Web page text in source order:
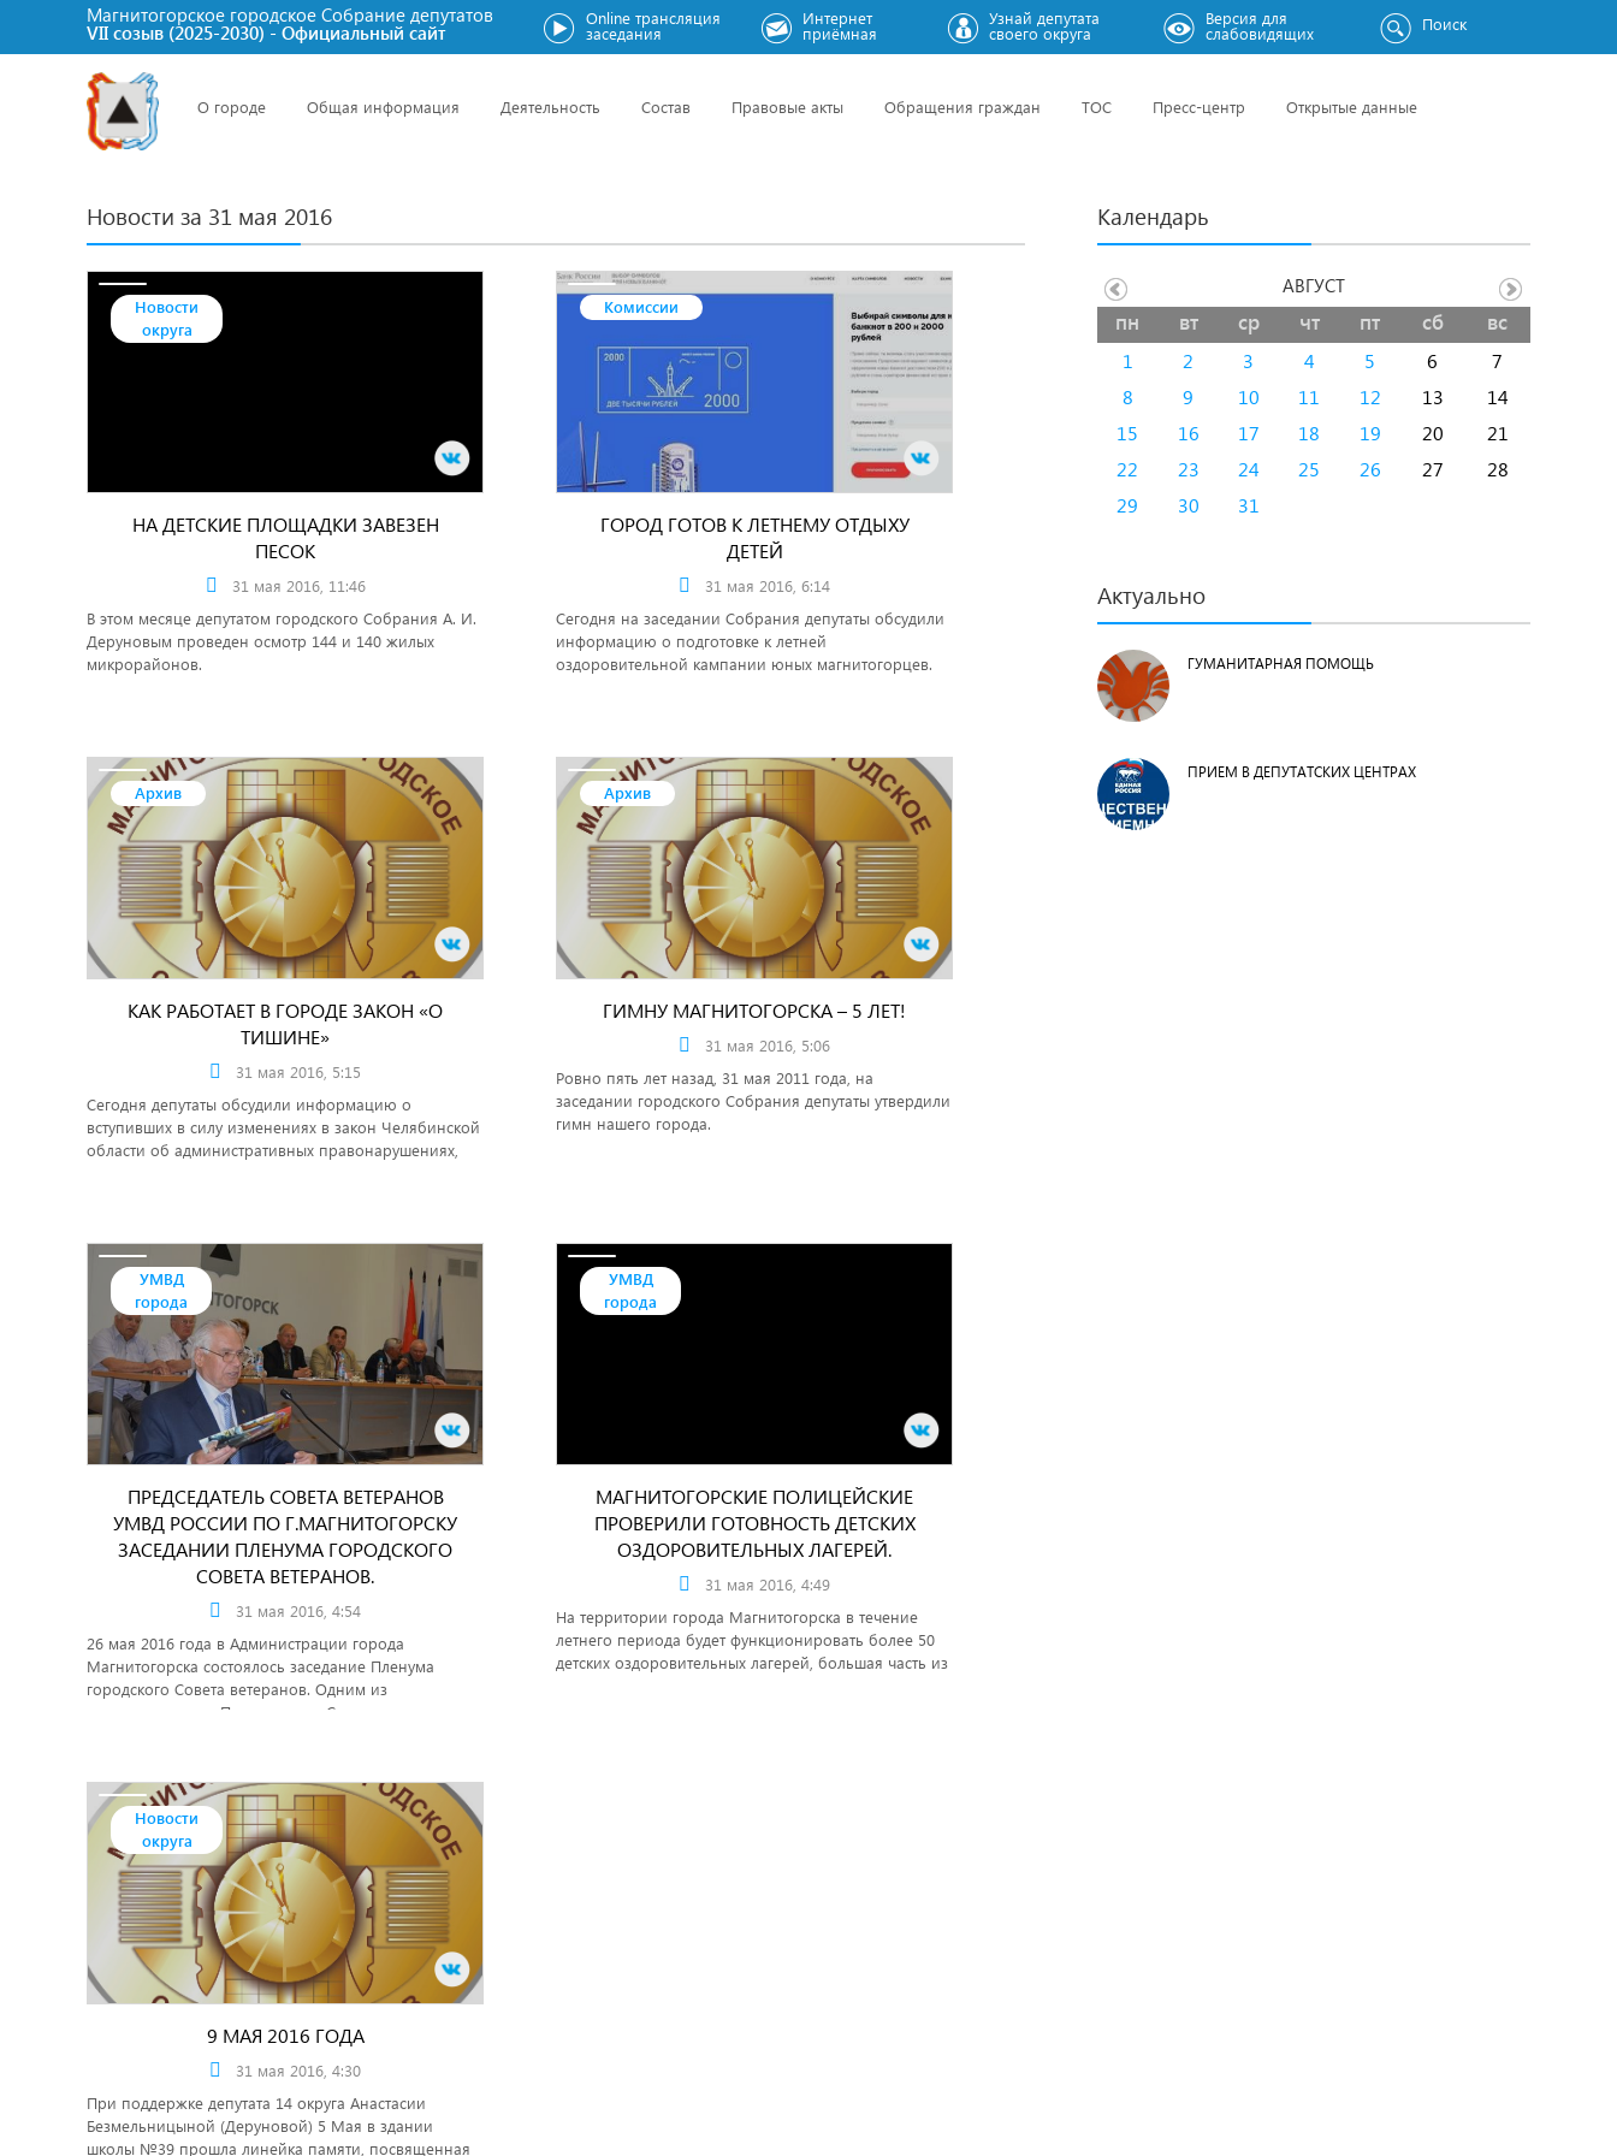
Магнитогорское городское Cобрание депутатов
VII созыв (2025-2030) - Официальный сайт
Online трансляция
заседания
Интернет
приёмная
Узнай депутата
своего округа
Версия для
слабовидящих Поиск
О городе Общая информация Деятельность Состав Правовые акты Обращения граждан ТОС Пресс-центр Открытые данные
Новости за 31 мая 2016
Новости
округа
НА ДЕТСКИЕ ПЛОЩАДКИ ЗАВЕЗЕН
ПЕСОК
31 мая 2016, 11:46
В этом месяце депутатом городского Собрания А. И.
Деруновым проведен осмотр 144 и 140 жилых
микрорайонов.
Комиссии
ГОРОД ГОТОВ К ЛЕТНЕМУ ОТДЫХУ
ДЕТЕЙ
31 мая 2016, 6:14
Сегодня на заседании Собрания депутаты обсудили
информацию о подготовке к летней
оздоровительной кампании юных магнитогорцев.
Архив
КАК РАБОТАЕТ В ГОРОДЕ ЗАКОН «О
ТИШИНЕ»
31 мая 2016, 5:15
Сегодня депутаты обсудили информацию о
вступивших в силу изменениях в закон Челябинской
области об административных правонарушениях,
Архив
ГИМНУ МАГНИТОГОРСКА – 5 ЛЕТ!
31 мая 2016, 5:06
Ровно пять лет назад, 31 мая 2011 года, на
заседании городского Собрания депутаты утвердили
гимн нашего города.
УМВД
города
ПРЕДСЕДАТЕЛЬ СОВЕТА ВЕТЕРАНОВ
УМВД РОССИИ ПО Г.МАГНИТОГОРСКУ
ЗАСЕДАНИИ ПЛЕНУМА ГОРОДСКОГО
СОВЕТА ВЕТЕРАНОВ.
31 мая 2016, 4:54
26 мая 2016 года в Администрации города
Магнитогорска состоялось заседание Пленума
городского Совета ветеранов. Одним из
докладчиков стал Председатель Совета ветеранов
рассказал оработе общественной организации
ветеранов органов внутренних дел по городу
Магнитогорску.
УМВД
города
МАГНИТОГОРСКИЕ ПОЛИЦЕЙСКИЕ
ПРОВЕРИЛИ ГОТОВНОСТЬ ДЕТСКИХ
ОЗДОРОВИТЕЛЬНЫХ ЛАГЕРЕЙ.
31 мая 2016, 4:49
На территории города Магнитогорска в течение
летнего периода будет функционировать более 50
детских оздоровительных лагерей, большая часть из
Новости
округа
9 МАЯ 2016 ГОДА
31 мая 2016, 4:30
При поддержке депутата 14 округа Анастасии
Безмельницыной (Деруновой) 5 Мая в здании
школы №39 прошла линейка памяти, посвященная
Календарь
пн вт ср чт пт сб вс
1 2 3 4 5 6
7
8
9 10 11 12 13
14
15
16 17 18 19 20
21
22
23 24 25 26 27
28
29
30 31
АВГУСТ
Актуально
ГУМАНИТАРНАЯ ПОМОЩЬ
ПРИЕМ В ДЕПУТАТСКИХ ЦЕНТРАХ